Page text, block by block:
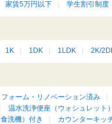
家賃5万円以下 学生割引制度
1K 1DK 1LDK 2K/
フォーム・リノベーション済み
温水洗浄便座（ウォシュレット
洗機）付き
カウンターキッ